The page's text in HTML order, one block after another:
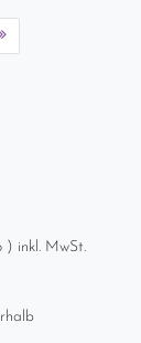
) inkl. MwSt.